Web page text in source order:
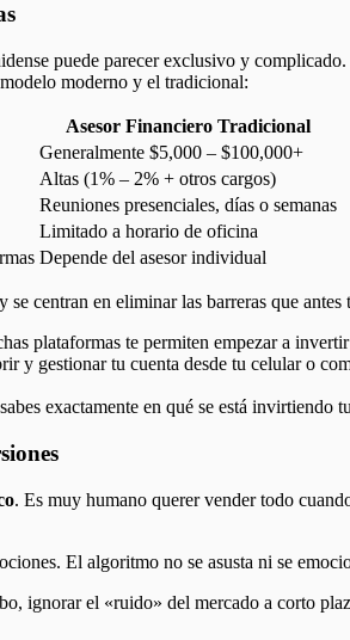
puede parecer exclusivo y
moderno y el tradicional:
Asesor Financiero Tradicional
Generalmente $5,000 – $100,000+
Altas (1% – 2% + otros cargos)
Reuniones presenciales, días o semanas
Limitado a horario de oficina
Depende del asesor individual
centran en eliminar las barreras que
plataformas te permiten empezar a
y gestionar tu cuenta desde tu celular o
exactamente en qué se está
. Es muy humano querer vender todo
El algoritmo no se asusta ni se
ignorar el «ruido» del mercado a corto